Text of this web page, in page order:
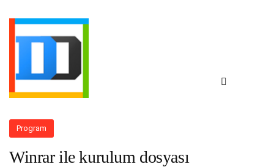
Program
Winrar ile kurulum dosyası